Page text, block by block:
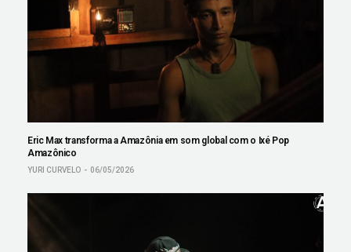
Eric Max transforma a Amazônia em som global com o Ixé Pop
Amazônico
YURI CURVELO 06/05/2026